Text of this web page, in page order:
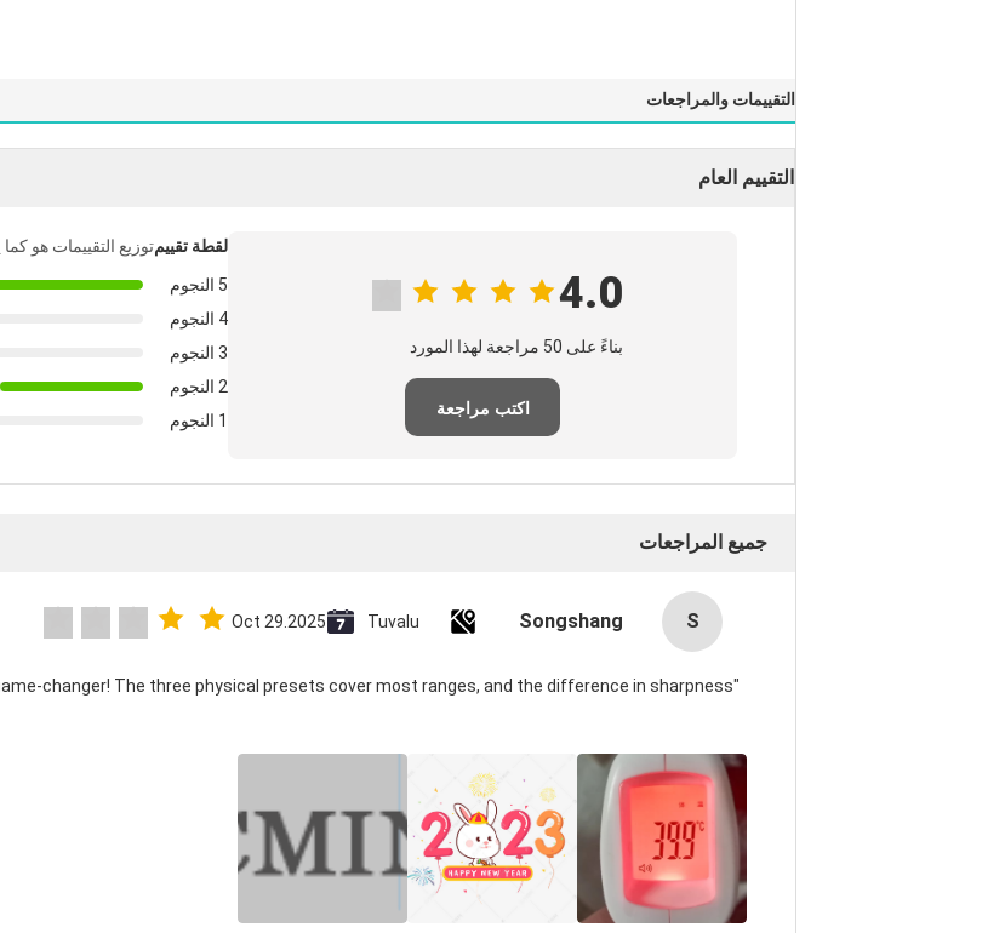
التقييمات والمراجعات
التقييم العام
4.0
بناءً على 50 مراجعة لهذا المورد
اكتب مراجعة
لقطة تقييمتوزيع التقييمات هو
5 النجوم
4 النجوم
3 النجوم
2 النجوم
1 النجوم
جميع المراجعات
S
Songshang
Tuvalu
Oct 29.2025
changer! The three physical presets cover most ranges, and the difference in sharpness